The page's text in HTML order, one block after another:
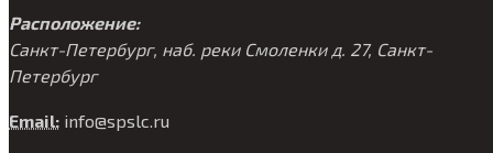
Расположение:
Санкт-Петербург, наб. реки Смоленки д. 27, Санкт-
Петербург
Email: info@spslc.ru